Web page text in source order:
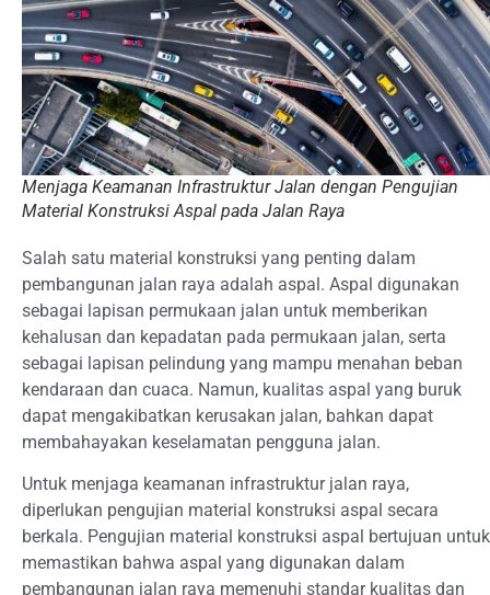
Menjaga Keamanan Infrastruktur Jalan dengan Pengujian
Material Konstruksi Aspal pada Jalan Raya
Salah satu material konstruksi yang penting dalam
pembangunan jalan raya adalah aspal. Aspal digunakan
sebagai lapisan permukaan jalan untuk memberikan
kehalusan dan kepadatan pada permukaan jalan, serta
sebagai lapisan pelindung yang mampu menahan beban
kendaraan dan cuaca. Namun, kualitas aspal yang buruk
dapat mengakibatkan kerusakan jalan, bahkan dapat
membahayakan keselamatan pengguna jalan.
Untuk menjaga keamanan infrastruktur jalan raya,
diperlukan pengujian material konstruksi aspal secara
berkala. Pengujian material konstruksi aspal bertujuan untuk
memastikan bahwa aspal yang digunakan dalam
pembangunan jalan raya memenuhi standar kualitas dan